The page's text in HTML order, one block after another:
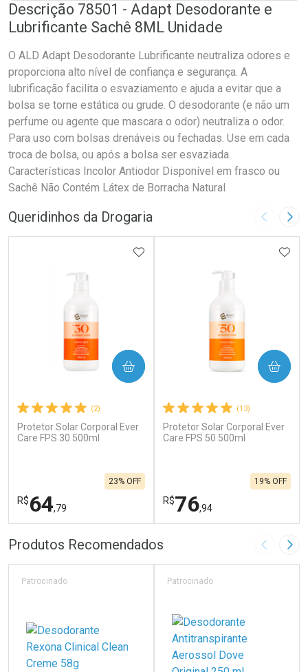
Descrição 78501 - Adapt Desodorante e
Lubrificante Sachê 8ML Unidade
O ALD Adapt Desodorante Lubrificante neutraliza odores e
proporciona alto nível de confiança e segurança. A
lubrificação facilita o esvaziamento e ajuda a evitar que a
bolsa se torne estática ou grude. O desodorante (e não um
perfume ou agente que mascara o odor) neutraliza o odor.
Para uso com bolsas drenáveis ou fechadas. Use em cada
troca de bolsa, ou após a bolsa ser esvaziada.
Características Incolor Antiodor Disponível em frasco ou
Sachê Não Contém Látex de Borracha Natural
Queridinhos da Drogaria Imagem
(2)
Protetor Solar Corporal Ever
Care FPS 30 500ml
R$64,79
23% OFF
ADICIONAR AOS FAVORITOS
COMPRAR
FECHAR
Laboratório
FECHAR
Por Menos
(13)
Protetor Solar Corporal Ever
Care FPS 50 500ml
R$76,94
19% OFF
COMPRAR
Laboratório
Por Menos
Produtos Recomendados Imagem
Patrocinado Patrocinado